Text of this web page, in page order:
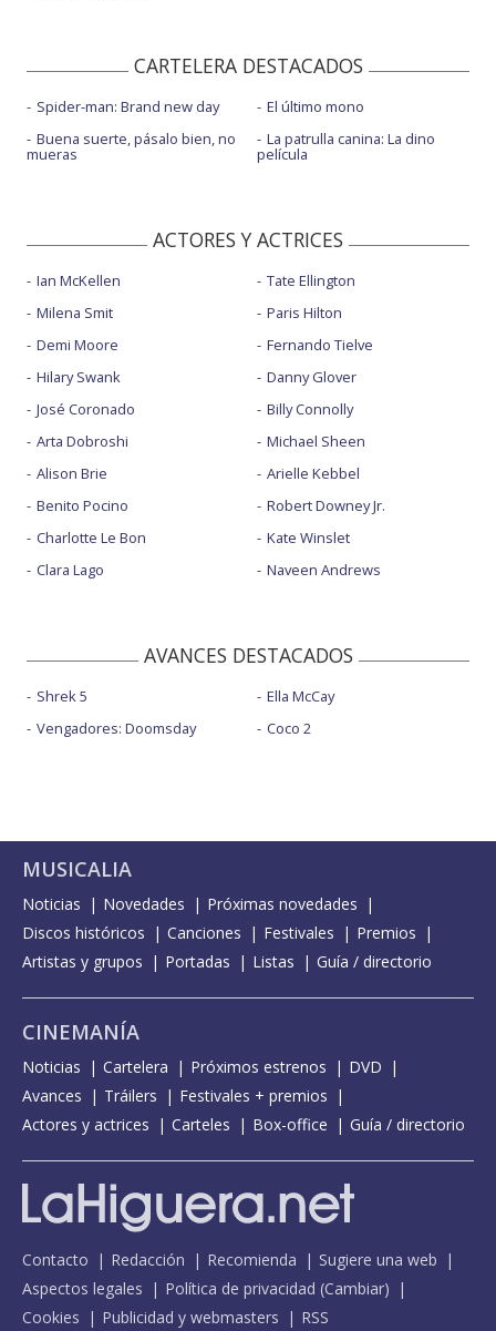
CARTELERA DESTACADOS
Spider-man: Brand new day
Buena suerte, pásalo bien, no
mueras
El último mono
La patrulla canina: La dino
película
ACTORES Y ACTRICES
Ian McKellen
Milena Smit
Demi Moore
Hilary Swank
José Coronado
Arta Dobroshi
Alison Brie
Benito Pocino
Charlotte Le Bon
Clara Lago
Tate Ellington
Paris Hilton
Fernando Tielve
Danny Glover
Billy Connolly
Michael Sheen
Arielle Kebbel
Robert Downey Jr.
Kate Winslet
Naveen Andrews
AVANCES DESTACADOS
Shrek 5
Vengadores: Doomsday
Ella McCay
Coco 2
MUSICALIA
Noticias Novedades
Próximas novedades
Discos históricos
Canciones Festivales
Premios
Artistas y grupos
Portadas Listas Guía / directorio
CINEMANÍA
Noticias Cartelera Próximos estrenos
DVD
Avances
Tráilers
Festivales + premios
Actores y actrices
Carteles Box-office Guía / directorio
Contacto Redacción Recomienda
Sugiere una web
Aspectos legales
Política de privacidad (Cambiar)
Cookies
Publicidad y webmasters RSS